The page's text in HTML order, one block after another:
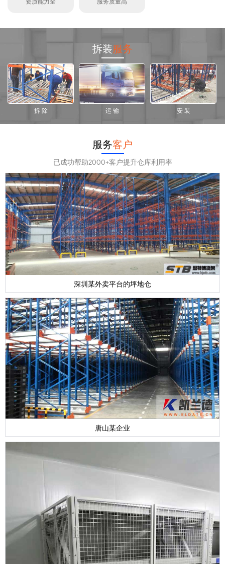
拆装服务
拆 除 运 输 安 装
服务客户
已成功帮助2000+客户提升仓库利用率
深圳某外卖平台的坪地仓
唐山某企业